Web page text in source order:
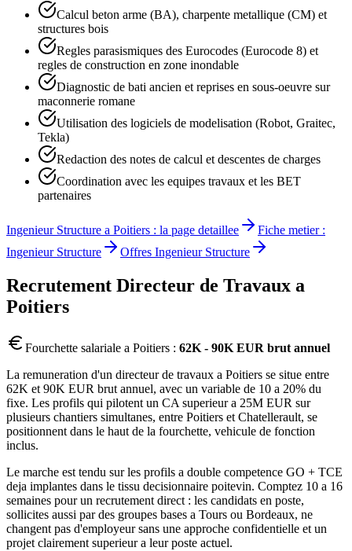
Calcul beton arme (BA), charpente metallique (CM) et
structures bois
Regles parasismiques des Eurocodes (Eurocode 8) et
regles de construction en zone inondable
Diagnostic de bati ancien et reprises en sous-oeuvre sur
maconnerie romane
Utilisation des logiciels de modelisation (Robot, Graitec,
Tekla)
Redaction des notes de calcul et descentes de charges
Coordination avec les equipes travaux et les BET
partenaires
Ingenieur Structure a Poitiers : la page detaillee
Fiche metier :
Ingenieur Structure
Offres Ingenieur Structure
Recrutement Directeur de Travaux a
Poitiers
Fourchette salariale a Poitiers : 62K - 90K EUR brut annuel
La remuneration d'un directeur de travaux a Poitiers se situe entre
62K et 90K EUR brut annuel, avec un variable de 10 a 20% du
fixe. Les profils qui pilotent un CA superieur a 25M EUR sur
plusieurs chantiers simultanes, entre Poitiers et Chatellerault, se
positionnent dans le haut de la fourchette, vehicule de fonction
inclus.
Le marche est tendu sur les profils a double competence GO + TCE
deja implantes dans le tissu decisionnaire poitevin. Comptez 10 a 16
semaines pour un recrutement direct : les candidats en poste,
sollicites aussi par des groupes bases a Tours ou Bordeaux, ne
changent pas d'employeur sans une approche confidentielle et un
projet clairement superieur a leur poste actuel.